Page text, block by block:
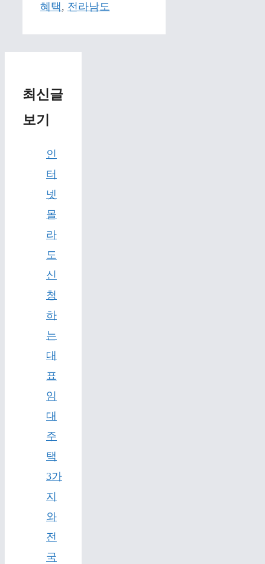
혜택, 전라남도
최신글
보기
인
터
넷
몰
라
도
신
청
하
는
대
표
임
대
주
택
3가
지
와
전
국